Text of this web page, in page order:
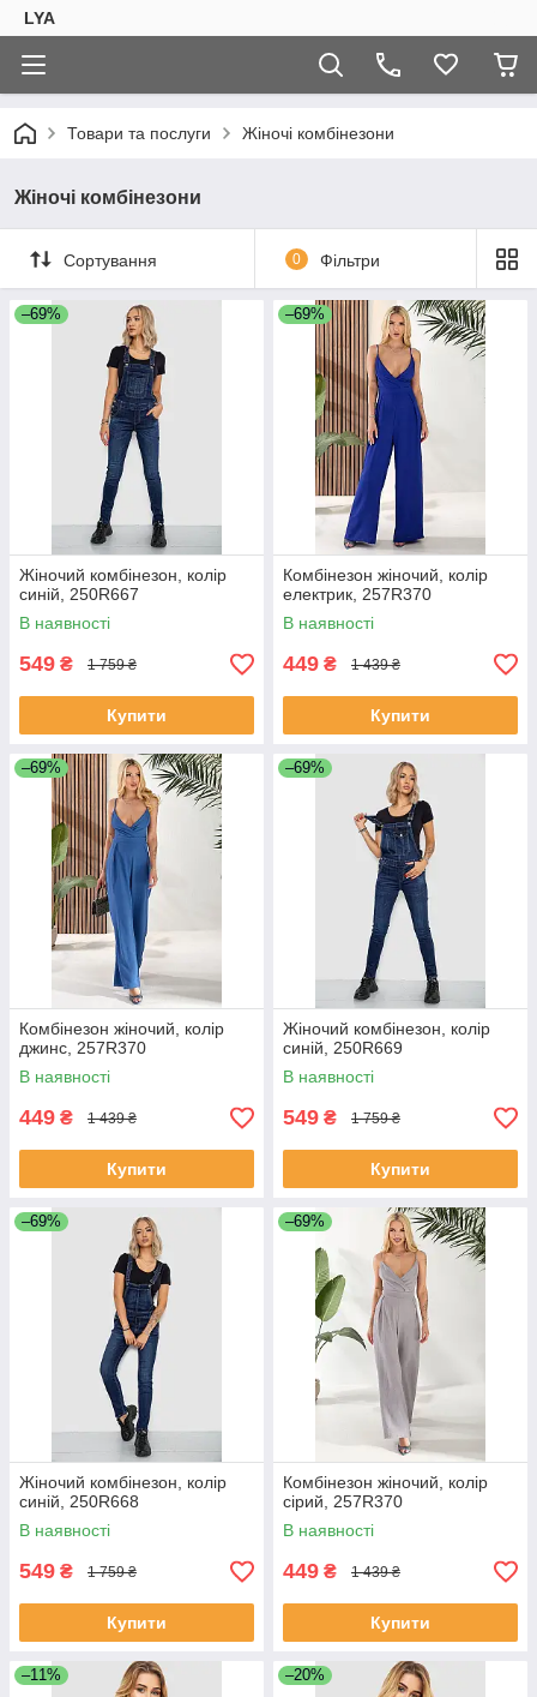
LYA
Товари та послуги Жіночі комбінезони
Жіночі комбінезони
Сортування 0 Фільтри
–69%
Жіночий комбінезон, колір
синій, 250R667
В наявності
549 ₴ 1 759 ₴
Купити
–69%
Комбінезон жіночий, колір
електрик, 257R370
В наявності
449 ₴ 1 439 ₴
Купити
–69%
Комбінезон жіночий, колір
джинс, 257R370
В наявності
449 ₴ 1 439 ₴
Купити
–69%
Жіночий комбінезон, колір
синій, 250R669
В наявності
549 ₴ 1 759 ₴
Купити
–69%
Жіночий комбінезон, колір
синій, 250R668
В наявності
549 ₴ 1 759 ₴
Купити
–69%
Комбінезон жіночий, колір
сірий, 257R370
В наявності
449 ₴ 1 439 ₴
Купити
–11% –20%